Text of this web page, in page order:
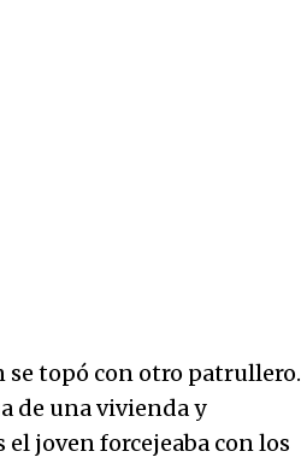
se topó con otro patrullero.
de una vivienda y
joven forcejeaba con los